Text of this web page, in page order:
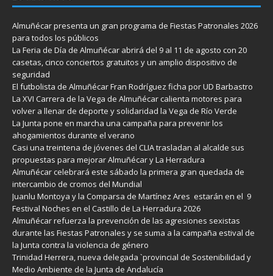
Almuñécar presenta un gran programa de Fiestas Patronales 2026
para todos los públicos
La Feria de Día de Almuñécar abrirá del 9 al 11 de agosto con 20
casetas, cinco conciertos gratuitos y un amplio dispositivo de
seguridad
El futbolista de Almuñécar Fran Rodríguez ficha por UD Barbastro
La XVI Carrera de la Vega de Almuñécar calienta motores para
volver a llenar de deporte y solidaridad la Vega de Río Verde
La Junta pone en marcha una campaña para prevenir los
ahogamientos durante el verano
Casi una treintena de jóvenes del CLIA trasladan al alcalde sus
propuestas para mejorar Almuñécar y La Herradura
Almuñécar celebrará este sábado la primera gran quedada de
intercambio de cromos del Mundial
Juanlu Montoya y la Comparsa de Martínez Ares estarán en el 9
Festival Noches en el Castillo de La Herradura 2026
Almuñécar refuerza la prevención de las agresiones sexistas
durante las Fiestas Patronales y se suma a la campaña estival de
la Junta contra la violencia de género
Trinidad Herrera, nueva delegada `provincial de Sostenibilidad y
Medio Ambiente de la Junta de Andalucía